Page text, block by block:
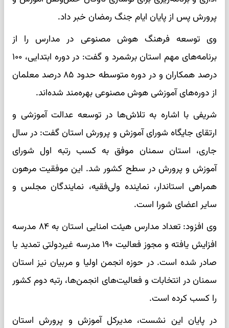
پرورش پس از پایان ایام جنگ رمضان خبر داد.
وی توسعه فرهنگ هوش مصنوعی در مدارس را از
برنامه‌های مهم استان برشمرد و گفت: در دوره ابتدایی، ۱۰۰
درصد همکاران و در دوره متوسطه حدود ۸۵ درصد معلمان
از دوره‌های آموزشی هوش مصنوعی بهره‌مند شده‌اند.
شریفی با اشاره به تلاش‌ها در توسعه عدالت آموزشی و
ارتقای جایگاه شورای آموزش و پرورش استان گفت: در سال
جاری، استان سمنان موفق به کسب رتبه اول شورای
آموزش و پرورش در سطح کشور شد. این موفقیت مرهون
همراهی استاندار، نماینده ولی‌فقیه، نمایندگان مجلس و
سایر اعضای شورا است.
وی افزود: تعداد مدارس هیئت امنایی استان به ۸۴ مدرسه
افزایش یافته و مجوز فعالیت ۱۹۰ مدرسه غیردولتی تمدید یا
صادر شده است. در حوزه انجمن اولیا و مربیان نیز استان
سمنان در انتخابات و فعالیت‌های انجمن‌ها، رتبه دوم کشور
را کسب کرده است.
در پایان این نشست، مدیرکل آموزش و پرورش استان